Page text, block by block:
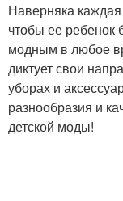
Наверняка
чтобы ее
модным в любое
диктует свои
уборах и
разнообразия и
детской моды!